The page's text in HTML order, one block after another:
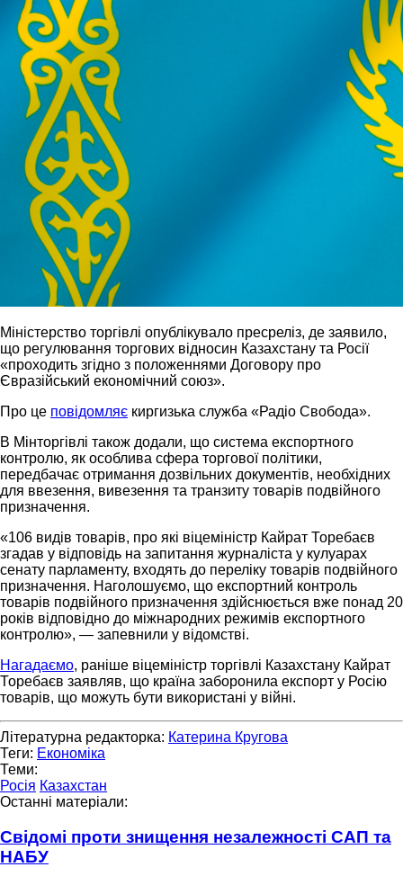
Міністерство торгівлі опублікувало пресреліз, де заявило,
що регулювання торгових відносин Казахстану та Росії
«проходить згідно з положеннями Договору про
Євразійський економічний союз».
Про це повідомляє киргизька служба «Радіо Свобода».
В Мінторгівлі також додали, що система експортного
контролю, як особлива сфера торгової політики,
передбачає отримання дозвільних документів, необхідних
для ввезення, вивезення та транзиту товарів подвійного
призначення.
«106 видів товарів, про які віцеміністр Кайрат Торебаєв
згадав у відповідь на запитання журналіста у кулуарах
сенату парламенту, входять до переліку товарів подвійного
призначення. Наголошуємо, що експортний контроль
товарів подвійного призначення здійснюється вже понад 20
років відповідно до міжнародних режимів експортного
контролю», — запевнили у відомстві.
Нагадаємо, раніше віцеміністр торгівлі Казахстану Кайрат
Торебаєв заявляв, що країна заборонила експорт у Росію
товарів, що можуть бути використані у війні.
Літературна редакторка: Катерина Кругова
Теги: Економіка
Теми:
Росія Казахстан
Останні матеріали:
Свідомі проти знищення незалежності САП та
НАБУ